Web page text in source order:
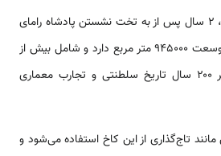
این مجموعه در ۱۷۸۴ یعنی، ۲ سال پس از به تخت نشستن پادشاه رامای
اول، کامل شد؛ فضایی به وسعت ۹۴۵۰۰۰ متر مربع دارد و شامل بیش از
۱۰۰ عمارت است و نمایانگر ۲۰۰ سال تاریخ سلطنتی و تجارب معماری
تاج‌گذاری از این کاخ استفاده می‌شود و